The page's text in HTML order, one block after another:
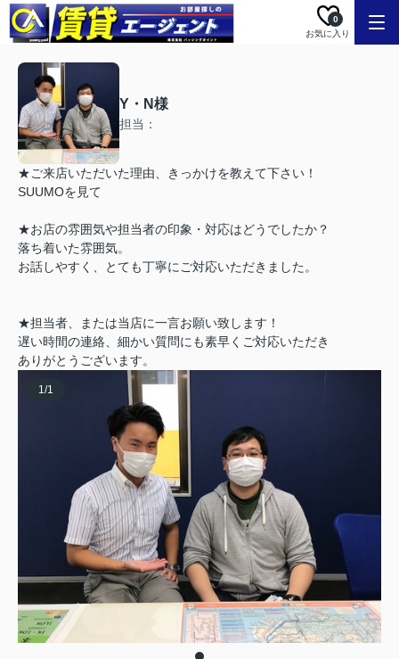
お気に入り
0
Y・N様
担当：
★ご来店いただいた理由、きっかけを教えて下さい！
SUUMOを見て
★お店の雰囲気や担当者の印象・対応はどうでしたか？
落ち着いた雰囲気。
お話しやすく、とても丁寧にご対応いただきました。
★担当者、または当店に一言お願い致します！
遅い時間の連絡、細かい質問にも素早くご対応いただき
ありがとうございます。
1/1